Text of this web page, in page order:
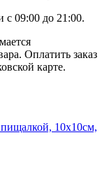
с 09:00 до 21:00.
Оплатить заказ
карте.
10х10см,